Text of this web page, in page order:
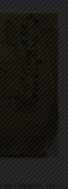
de Castellví, els